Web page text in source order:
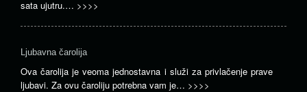
sata ujutru.… >>>>
Ljubavna čarolija
Ova čarolija je veoma jednostavna i služi za privlačenje prave
ljubavi. Za ovu čaroliju potrebna vam je… >>>>